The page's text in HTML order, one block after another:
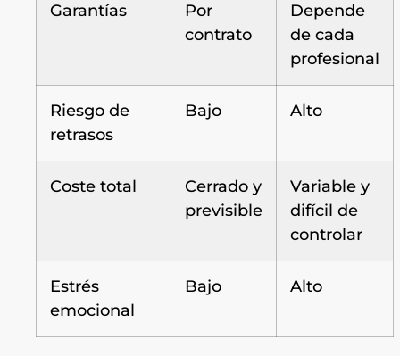
Garantías
Por
contrato
Depende
de cada
profesional
Riesgo de
retrasos
Bajo Alto
Coste total
Cerrado y
previsible
Variable y
difícil de
controlar
Estrés
emocional
Bajo Alto